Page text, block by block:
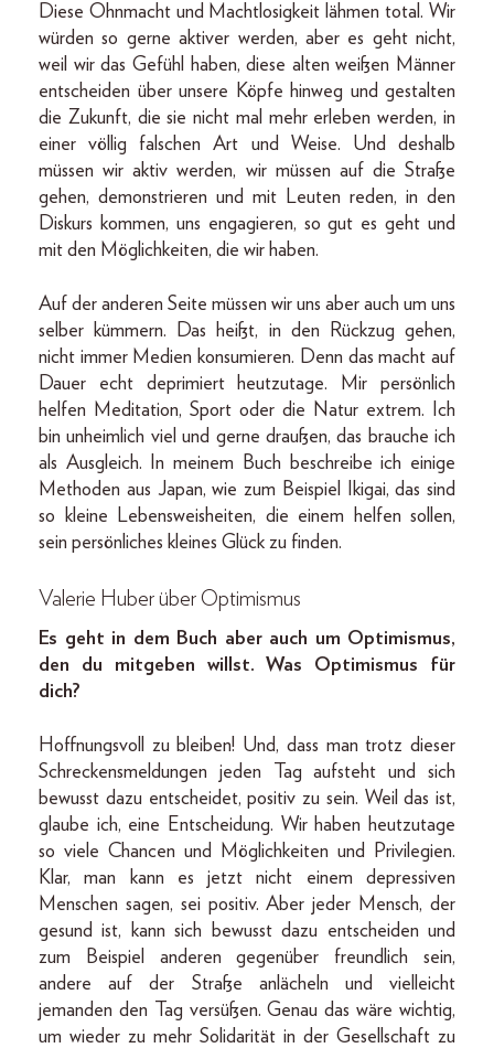
Diese Ohnmacht und Machtlosigkeit lähmen total. Wir
würden so gerne aktiver werden, aber es geht nicht,
weil wir das Gefühl haben, diese alten weißen Männer
entscheiden über unsere Köpfe hinweg und gestalten
die Zukunft, die sie nicht mal mehr erleben werden, in
einer völlig falschen Art und Weise. Und deshalb
müssen wir aktiv werden, wir müssen auf die Straße
gehen, demonstrieren und mit Leuten reden, in den
Diskurs kommen, uns engagieren, so gut es geht und
mit den Möglichkeiten, die wir haben.
Auf der anderen Seite müssen wir uns aber auch um uns
selber kümmern. Das heißt, in den Rückzug gehen,
nicht immer Medien konsumieren. Denn das macht auf
Dauer echt deprimiert heutzutage. Mir persönlich
helfen Meditation, Sport oder die Natur extrem. Ich
bin unheimlich viel und gerne draußen, das brauche ich
als Ausgleich. In meinem Buch beschreibe ich einige
Methoden aus Japan, wie zum Beispiel Ikigai, das sind
so kleine Lebensweisheiten, die einem helfen sollen,
sein persönliches kleines Glück zu finden.
Valerie Huber über Optimismus
Es geht in dem Buch aber auch um Optimismus,
den du mitgeben willst. Was Optimismus für
dich?
Hoffnungsvoll zu bleiben! Und, dass man trotz dieser
Schreckensmeldungen jeden Tag aufsteht und sich
bewusst dazu entscheidet, positiv zu sein. Weil das ist,
glaube ich, eine Entscheidung. Wir haben heutzutage
so viele Chancen und Möglichkeiten und Privilegien.
Klar, man kann es jetzt nicht einem depressiven
Menschen sagen, sei positiv. Aber jeder Mensch, der
gesund ist, kann sich bewusst dazu entscheiden und
zum Beispiel anderen gegenüber freundlich sein,
andere auf der Straße anlächeln und vielleicht
jemanden den Tag versüßen. Genau das wäre wichtig,
um wieder zu mehr Solidarität in der Gesellschaft zu